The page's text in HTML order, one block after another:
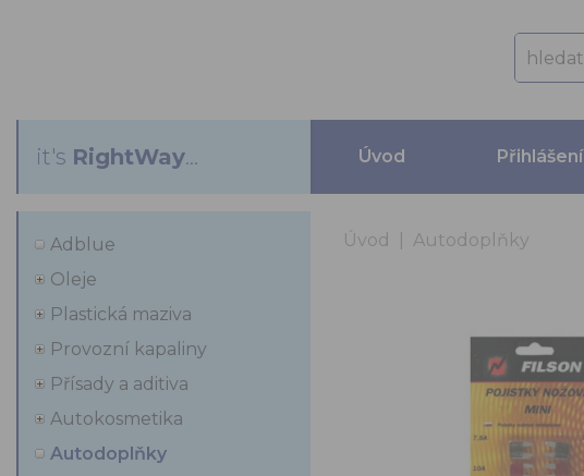
it's RightWay... Úvod Přihlášení
Adblue
Oleje
Plastická maziva
Provozní kapaliny
Přísady a aditiva
Autokosmetika
Autodoplňky
Úvod Autodoplňky